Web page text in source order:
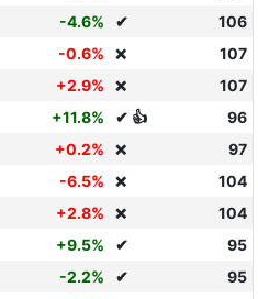
-4.6% ✔
106
-0.6% ❌
107
+2.9% ❌
107
+11.8% ✔ 👍
96
+0.2% ❌
97
-6.5% ❌
104
+2.8% ❌
104
+9.5% ✔
95
-2.2% ✔
95